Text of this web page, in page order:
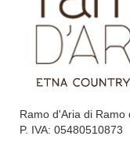
Ramo d'Aria di Ramo
P. IVA: 05480510873